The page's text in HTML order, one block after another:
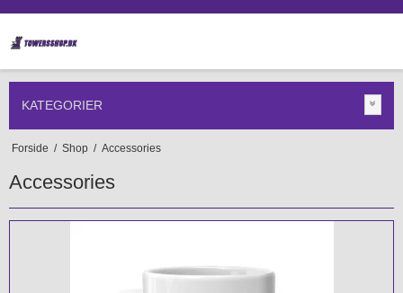
KATEGORIER
Forside / Shop / Accessories
Accessories